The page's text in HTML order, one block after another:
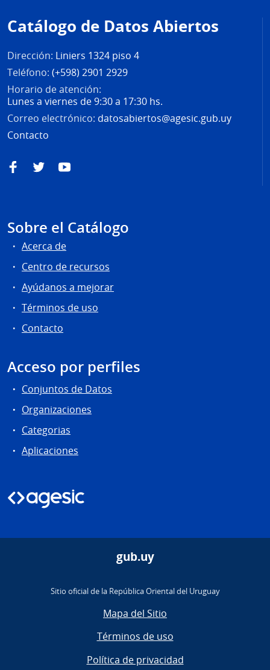
de
página
Catálogo de Datos Abiertos
Dirección: Liniers 1324 piso 4
Teléfono: (+598) 2901 2929
Horario de atención:
Lunes a viernes de 9:30 a 17:30 hs.
Correo electrónico: datosabiertos@agesic.gub.uy
Contacto
FacebookTwitterYouTube
Sobre el Catálogo
Acerca de
Centro de recursos
Ayúdanos a mejorar
Términos de uso
Contacto
Acceso por perfiles
Conjuntos de Datos
Organizaciones
Categorias
Aplicaciones
gub.uy
Sitio oficial de la República Oriental del Uruguay
Mapa del Sitio
Términos de uso
Política de privacidad